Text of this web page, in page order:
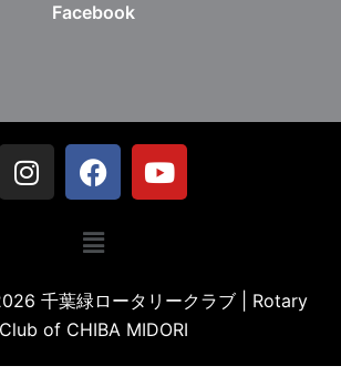
Facebook
千葉緑ロータリークラブ | Rotary
Club of CHIBA MIDORI